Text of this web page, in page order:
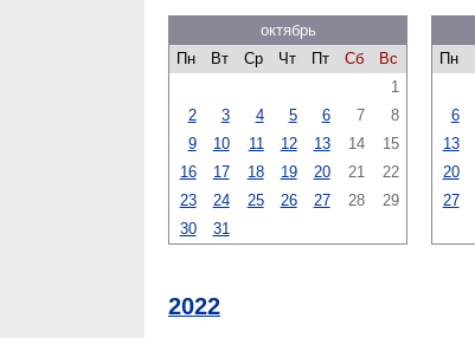
октябрь
Пн
Вт Ср Чт Пт Сб
Вс
1
2
3 4 5 6 7
8
9
10 11 12 13 14
15
16
17 18 19 20 21
22
23
24 25 26 27 28
29
30
31
Пн
6
13
20
27
2022